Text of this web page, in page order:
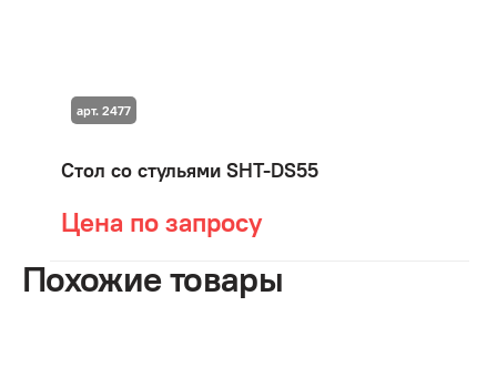
Стол со стульями SHT-DS55
Цена по запросу
арт. 2477
Похожие товары